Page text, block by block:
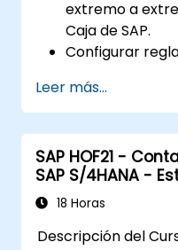
extremo a
Caja de SAP.
Configurar
automatización
Integrar la
los
Monitorear,
rendimiento de
Leer más...
SAP HOF21 -
SAP S/4HANA -
18 Horas
Descripción del